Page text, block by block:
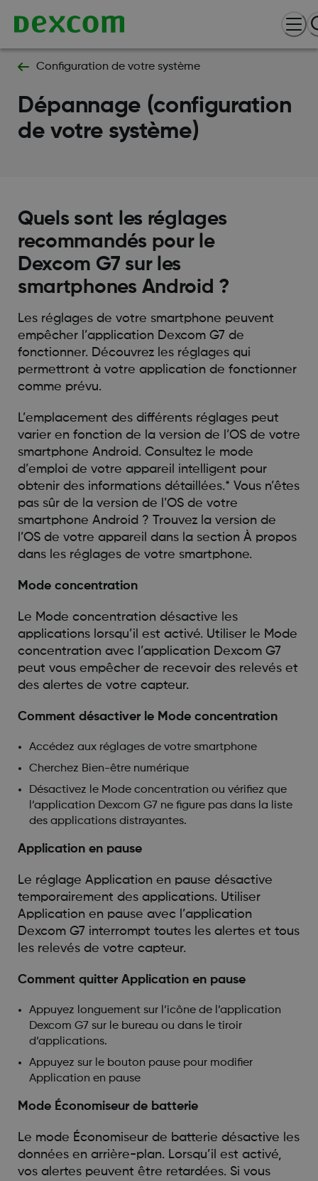
Configuration de votre système
Dépannage (configuration
de votre système)
Quels sont les réglages
recommandés pour le
Dexcom G7 sur les
smartphones Android ?
Les réglages de votre smartphone peuvent
empêcher l’application Dexcom G7 de
fonctionner. Découvrez les réglages qui
permettront à votre application de fonctionner
comme prévu.
L’emplacement des différents réglages peut
varier en fonction de la version de l’OS de votre
smartphone Android. Consultez le mode
d’emploi de votre appareil intelligent pour
obtenir des informations détaillées.* Vous n’êtes
pas sûr de la version de l’OS de votre
smartphone Android ? Trouvez la version de
l’OS de votre appareil dans la section À propos
dans les réglages de votre smartphone.
Mode concentration
Le Mode concentration désactive les
applications lorsqu’il est activé. Utiliser le Mode
concentration avec l’application Dexcom G7
peut vous empêcher de recevoir des relevés et
des alertes de votre capteur.
Comment désactiver le Mode concentration
Accédez aux réglages de votre smartphone
Cherchez Bien-être numérique
Désactivez le Mode concentration ou vérifiez que
l’application Dexcom G7 ne figure pas dans la liste
des applications distrayantes.
Application en pause
Le réglage Application en pause désactive
temporairement des applications. Utiliser
Application en pause avec l’application
Dexcom G7 interrompt toutes les alertes et tous
les relevés de votre capteur.
Comment quitter Application en pause
Appuyez longuement sur l’icône de l’application
Dexcom G7 sur le bureau ou dans le tiroir
d’applications.
Appuyez sur le bouton pause pour modifier
Application en pause
Mode Économiseur de batterie
Le mode Économiseur de batterie désactive les
données en arrière-plan. Lorsqu’il est activé,
vos alertes peuvent être retardées. Si vous